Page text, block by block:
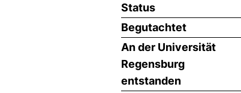
Status
Begutachtet
An der Universität
Regensburg
entstanden